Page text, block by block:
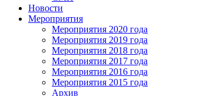
Новости
Мероприятия
Мероприятия 2020 года
Мероприятия 2019 года
Мероприятия 2018 годa
Мероприятия 2017 года
Мероприятия 2016 года
Мероприятия 2015 года
Архив